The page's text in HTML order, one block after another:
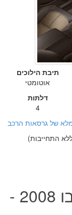
תיבת הילוכים
אוטומטי
דלתות
4
של גרסאות הרכב
התחייבות)
בטיחות שברולט מאליבו 2008 -